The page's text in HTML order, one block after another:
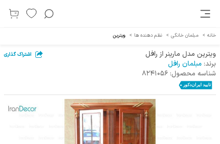
خانه > مبلمان خانگی > نظم دهنده ها > ویترین
ویترین مدل مارینر از رافل اشتراک گذاری
برند: مبلمان رافل
شناسه محصول:8241056